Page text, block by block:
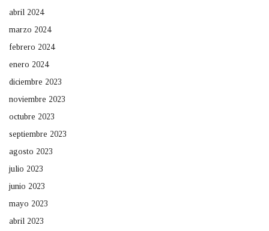
abril 2024
marzo 2024
febrero 2024
enero 2024
diciembre 2023
noviembre 2023
octubre 2023
septiembre 2023
agosto 2023
julio 2023
junio 2023
mayo 2023
abril 2023